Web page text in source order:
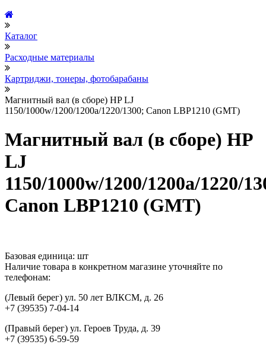
Каталог
Расходные материалы
Картриджи, тонеры, фотобарабаны
Магнитный вал (в сборе) HP LJ
1150/1000w/1200/1200a/1220/1300; Canon LBP1210 (GMT)
Магнитный вал (в сборе) HP
LJ
1150/1000w/1200/1200a/1220/
Canon LBP1210 (GMT)
Базовая единица: шт
Наличие товара в конкретном магазине уточняйте по
телефонам:
(Левый берег) ул. 50 лет ВЛКСМ, д. 26
+7 (39535) 7-04-14
(Правый берег) ул. Героев Труда, д. 39
+7 (39535) 6-59-59